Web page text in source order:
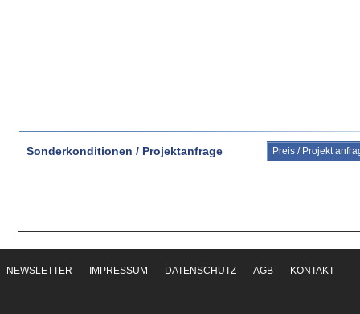
Sonderkonditionen / Projektanfrage Preis / Projekt
NEWSLETTER IMPRESSUM DATENSCHUTZ AGB KONTAKT